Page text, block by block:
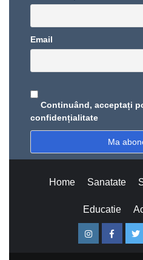
Email
Continuând, acceptați
confidențialitate
Home Sanatate
Educatie
InstagramFacebook